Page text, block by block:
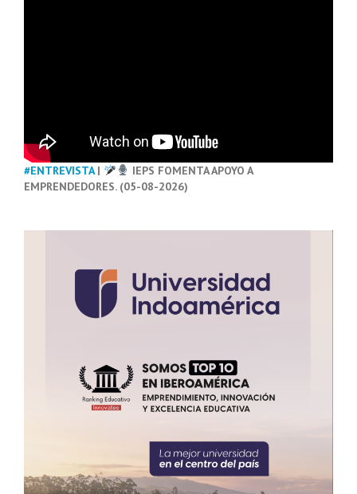
#ENTREVISTA|
IEPS FOMENTA APOYO A
EMPRENDEDORES. (05-08-2026)